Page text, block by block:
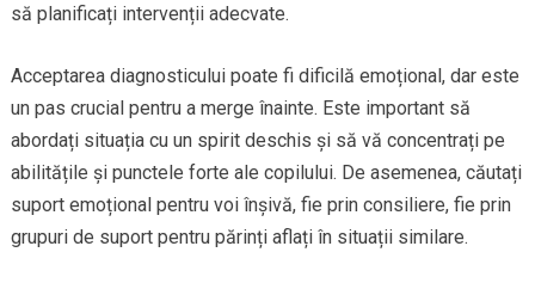
să planificați intervenții adecvate.
Acceptarea diagnosticului poate fi dificilă emoțional, dar este
un pas crucial pentru a merge înainte. Este important să
abordați situația cu un spirit deschis și să vă concentrați pe
abilitățile și punctele forte ale copilului. De asemenea, căutați
suport emoțional pentru voi înșivă, fie prin consiliere, fie prin
grupuri de suport pentru părinți aflați în situații similare.